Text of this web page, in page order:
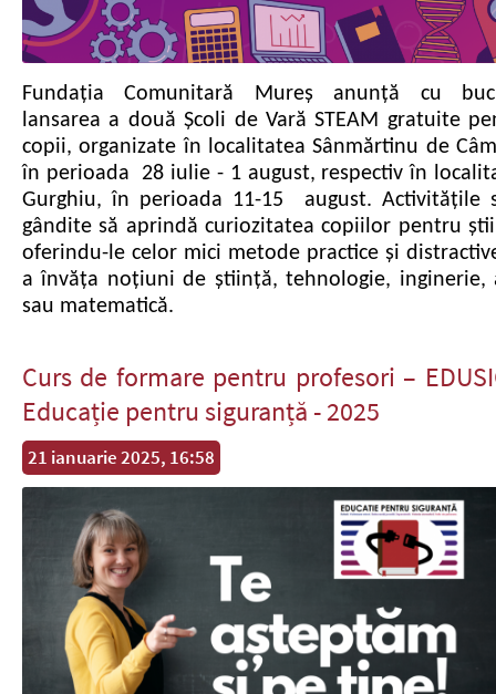
Fundația Comunitară Mureș anunță cu
lansarea a două Școli de Vară STEAM gratuite
copii, organizate în localitatea Sânmărtinu de
în perioada 28 iulie - 1 august, respectiv în
Gurghiu, în perioada 11-15 august. Activitățile
gândite să aprindă curiozitatea copiilor pentru
oferindu-le celor mici metode practice și
a învăța noțiuni de știință, tehnologie, inginerie,
sau matematică.
Curs de formare pentru profesori –
Educație pentru siguranță - 2025
21 ianuarie 2025, 16:58